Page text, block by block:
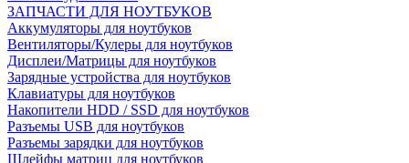
ЗАПЧАСТИ ДЛЯ НОУТБУКОВ
Аккумуляторы для ноутбуков
Вентиляторы/Кулеры для ноутбуков
Дисплеи/Матрицы для ноутбуков
Зарядные устройства для ноутбуков
Клавиатуры для ноутбуков
Накопители HDD / SSD для ноутбуков
Разъемы USB для ноутбуков
Разъемы зарядки для ноутбуков
Шлейфы матриц для ноутбуков